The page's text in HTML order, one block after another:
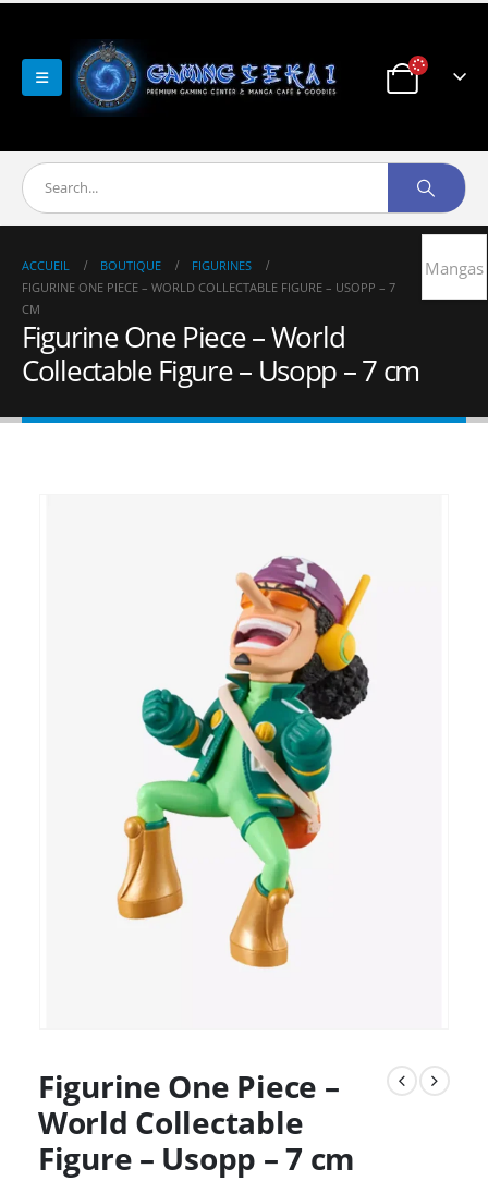
ACCUEIL BOUTIQUE
FIGURINES
FIGURINE ONE PIECE – WORLD COLLECTABLE FIGURE – USOPP – 7
CM
Figurine One Piece – World
Collectable Figure – Usopp – 7 cm
Figurine One Piece –
World Collectable
Figure – Usopp – 7 cm
Mangas